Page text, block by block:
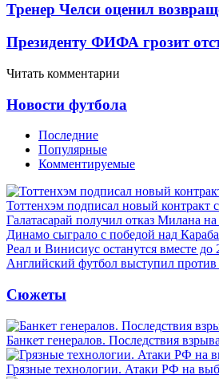
Тренер Челси оценил
Президенту ФИФА грозит
Читать комментарии
Новости футбола
Последние
Популярные
Комментируемые
Тоттенхэм подписал новый
Галатасарай получил отказ Милана
Динамо сыграло с победой над
Реал и Винисиус останутся вместе до
Английский футбол выступил
Сюжеты
Банкет генералов. Последствия
Грязные технологии. Атаки РФ на